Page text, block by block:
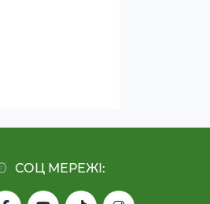
СОЦ МЕРЕЖІ: